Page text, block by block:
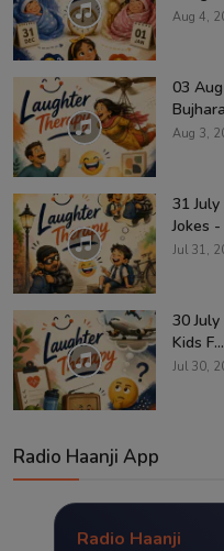
Aug 4,
03
Aug 3,
31
Jokes -
Jul 31,
30
Kids F...
Jul 30,
Radio Haanji App
Radio Haanji